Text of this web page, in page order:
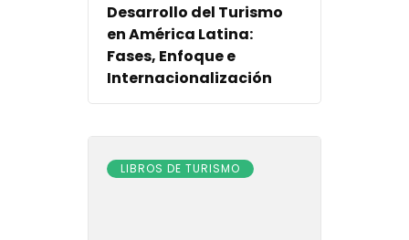
Desarrollo del Turismo
en América Latina:
Fases, Enfoque e
Internacionalización
LIBROS DE TURISMO